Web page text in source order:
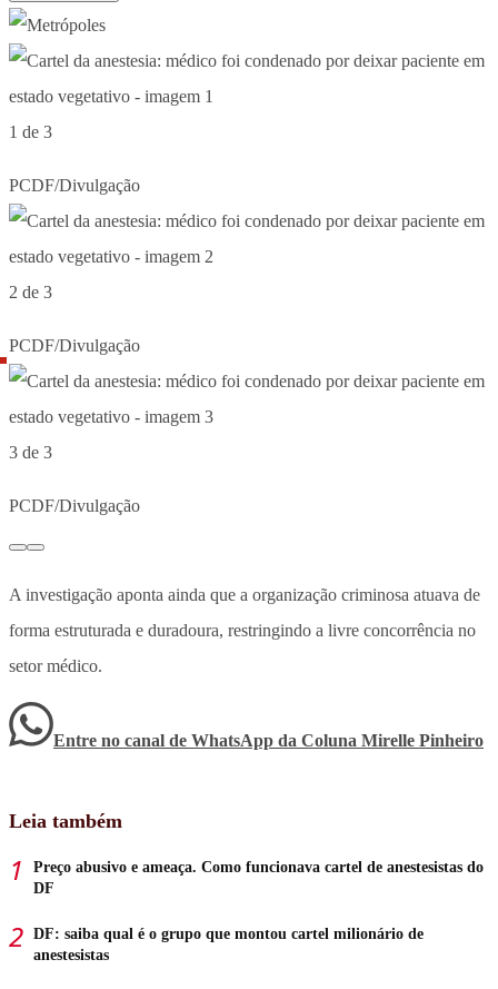
1 de 3
PCDF/Divulgação
2 de 3
PCDF/Divulgação
3 de 3
PCDF/Divulgação
A investigação aponta ainda que a organização criminosa atuava de
forma estruturada e duradoura, restringindo a livre concorrência no
setor médico.
Entre no canal de WhatsApp da Coluna Mirelle Pinheiro
Leia também
Preço abusivo e ameaça. Como funcionava cartel de anestesistas do
DF
DF: saiba qual é o grupo que montou cartel milionário de
anestesistas